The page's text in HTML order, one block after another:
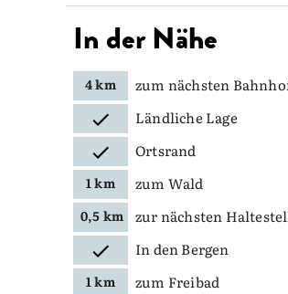
In der Nähe
4 km zum nächsten
Ländliche Lage
Ortsrand
1 km zum Wald
0,5 km zur nächsten
In den Bergen
1 km zum Freibad